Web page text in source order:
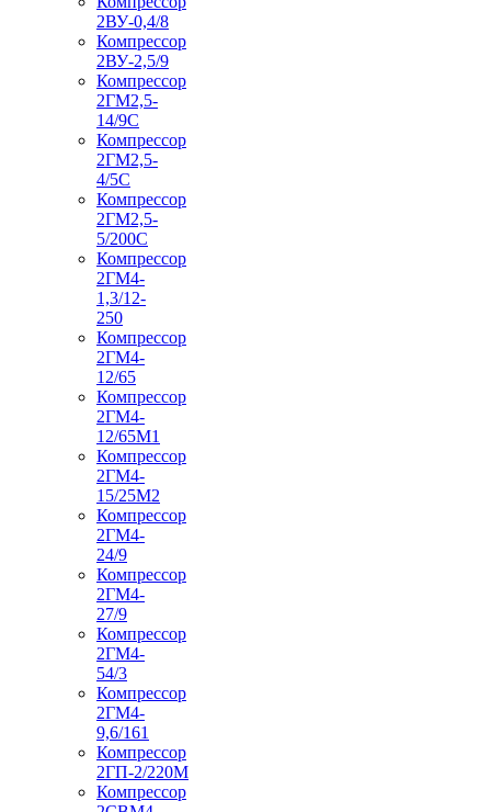
2ВУ-0,4/8
Компрессор
2ВУ-2,5/9
Компрессор
2ГМ2,5-
14/9С
Компрессор
2ГМ2,5-
4/5С
Компрессор
2ГМ2,5-
5/200С
Компрессор
2ГМ4-
1,3/12-
250
Компрессор
2ГМ4-
12/65
Компрессор
2ГМ4-
12/65М1
Компрессор
2ГМ4-
15/25М2
Компрессор
2ГМ4-
24/9
Компрессор
2ГМ4-
27/9
Компрессор
2ГМ4-
54/3
Компрессор
2ГМ4-
9,6/161
Компрессор
2ГП-2/220М
Компрессор